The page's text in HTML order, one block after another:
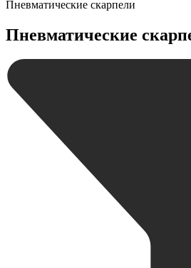
Пневматические скарпели
Пневматические